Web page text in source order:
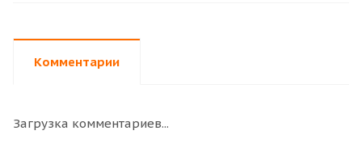
Комментарии
Загрузка комментариев...